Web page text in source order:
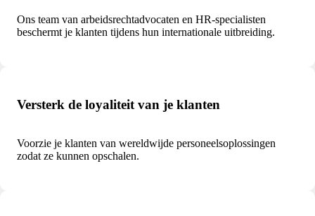
Ons team van arbeidsrechtadvocaten en HR-specialisten
beschermt je klanten tijdens hun internationale uitbreiding.
Versterk de loyaliteit van je klanten
Voorzie je klanten van wereldwijde personeelsoplossingen
zodat ze kunnen opschalen.